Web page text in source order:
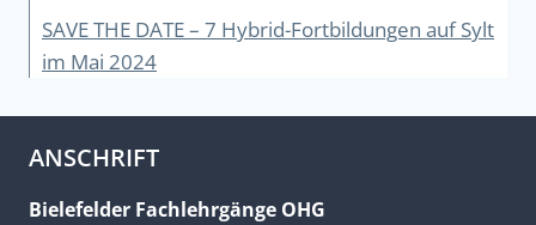
SAVE THE DATE – 7 Hybrid-Fortbildungen auf Sylt
im Mai 2024
ANSCHRIFT
Bielefelder Fachlehrgänge OHG